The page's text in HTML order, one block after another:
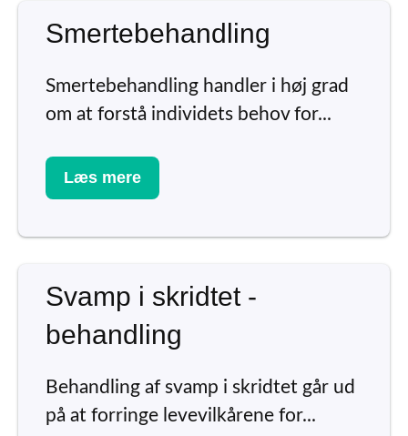
Smertebehandling
Smertebehandling handler i høj grad
om at forstå individets behov for...
Læs mere
Svamp i skridtet -
behandling
Behandling af svamp i skridtet går ud
på at forringe levevilkårene for...